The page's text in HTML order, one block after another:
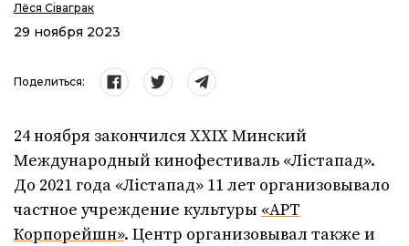
Лёся Сіваграк
29 ноября 2023
Поделиться:
24 ноября закончился ХХІХ Минский
Международный кинофестиваль «Лістапад».
До 2021 года «Лістапад» 11 лет организовывало
частное учреждение культуры «АРТ
Корпорейшн». Центр организовывал также и